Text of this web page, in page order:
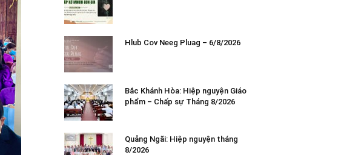
Hlub Cov Neeg Pluag – 6/8/2026
Bắc Khánh Hòa: Hiệp nguyện Giáo
phẩm – Chấp sự Tháng 8/2026
Quảng Ngãi: Hiệp nguyện tháng
8/2026